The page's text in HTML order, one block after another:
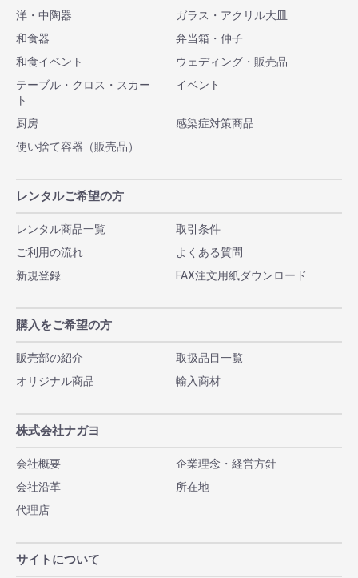
洋・中陶器
ガラス・アクリル大皿
和食器
弁当箱・仲子
和食イベント
ウェディング・販売品
テーブル・クロス・スカー
ト
イベント
厨房
感染症対策商品
使い捨て容器（販売品）
レンタルご希望の方
レンタル商品一覧
取引条件
ご利用の流れ
よくある質問
新規登録
FAX注文用紙ダウンロード
購入をご希望の方
販売部の紹介
取扱品目一覧
オリジナル商品
輸入商材
株式会社ナガヨ
会社概要
企業理念・経営方針
会社沿革
所在地
代理店
サイトについて